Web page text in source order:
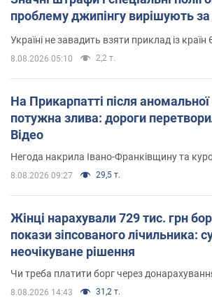
проблему джипінгу вирішують
Україні не завадить взяти приклад із країн
8.08.2026 05:10 2,2 т.
На Прикарпатті після
потужна злива: дороги
Відео
Негода накрила Івано-Франківщину та
8.08.2026 09:27 29,5 т.
Жінці нарахували 729 тис. грн
покази зіпсованого лічильника:
неочікуване рішення
Чи треба платити борг через
8.08.2026 14:43 31,2 т.